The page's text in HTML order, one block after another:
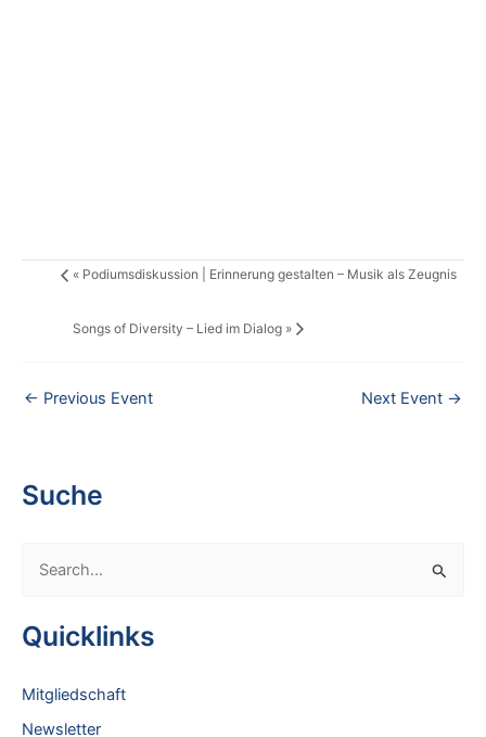
« Podiumsdiskussion | Erinnerung gestalten – Musik als Zeugnis
Songs of Diversity – Lied im Dialog »
← Previous Event Next Event →
Suche
Quicklinks
Mitgliedschaft
Newsletter